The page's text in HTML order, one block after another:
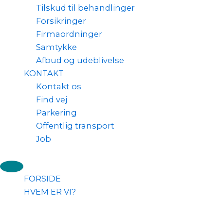
Tilskud til behandlinger
Forsikringer
Firmaordninger
Samtykke
Afbud og udeblivelse
KONTAKT
Kontakt os
Find vej
Parkering
Offentlig transport
Job
FORSIDE
HVEM ER VI?